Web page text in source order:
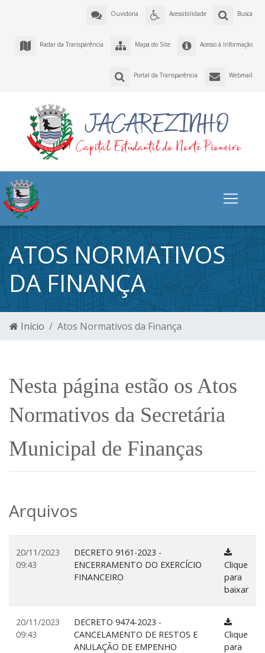
Busca
Acessibilidade
Ouvidoria
Acesso à Informação
Mapa do Site
Radar da Transparência
Webmail
Portal da Transparência
ATOS NORMATIVOS
DA FINANÇA
Início Atos Normativos da Finança
Nesta página estão os Atos
Normativos da Secretária
Municipal de Finanças
Arquivos
20/11/2023
09:43
DECRETO 9161-2023 -
ENCERRAMENTO DO EXERCÍCIO
FINANCEIRO
Clique
para
baixar
20/11/2023
09:43
DECRETO 9474-2023 -
CANCELAMENTO DE RESTOS E
ANULAÇÃO DE EMPENHO
Clique
para